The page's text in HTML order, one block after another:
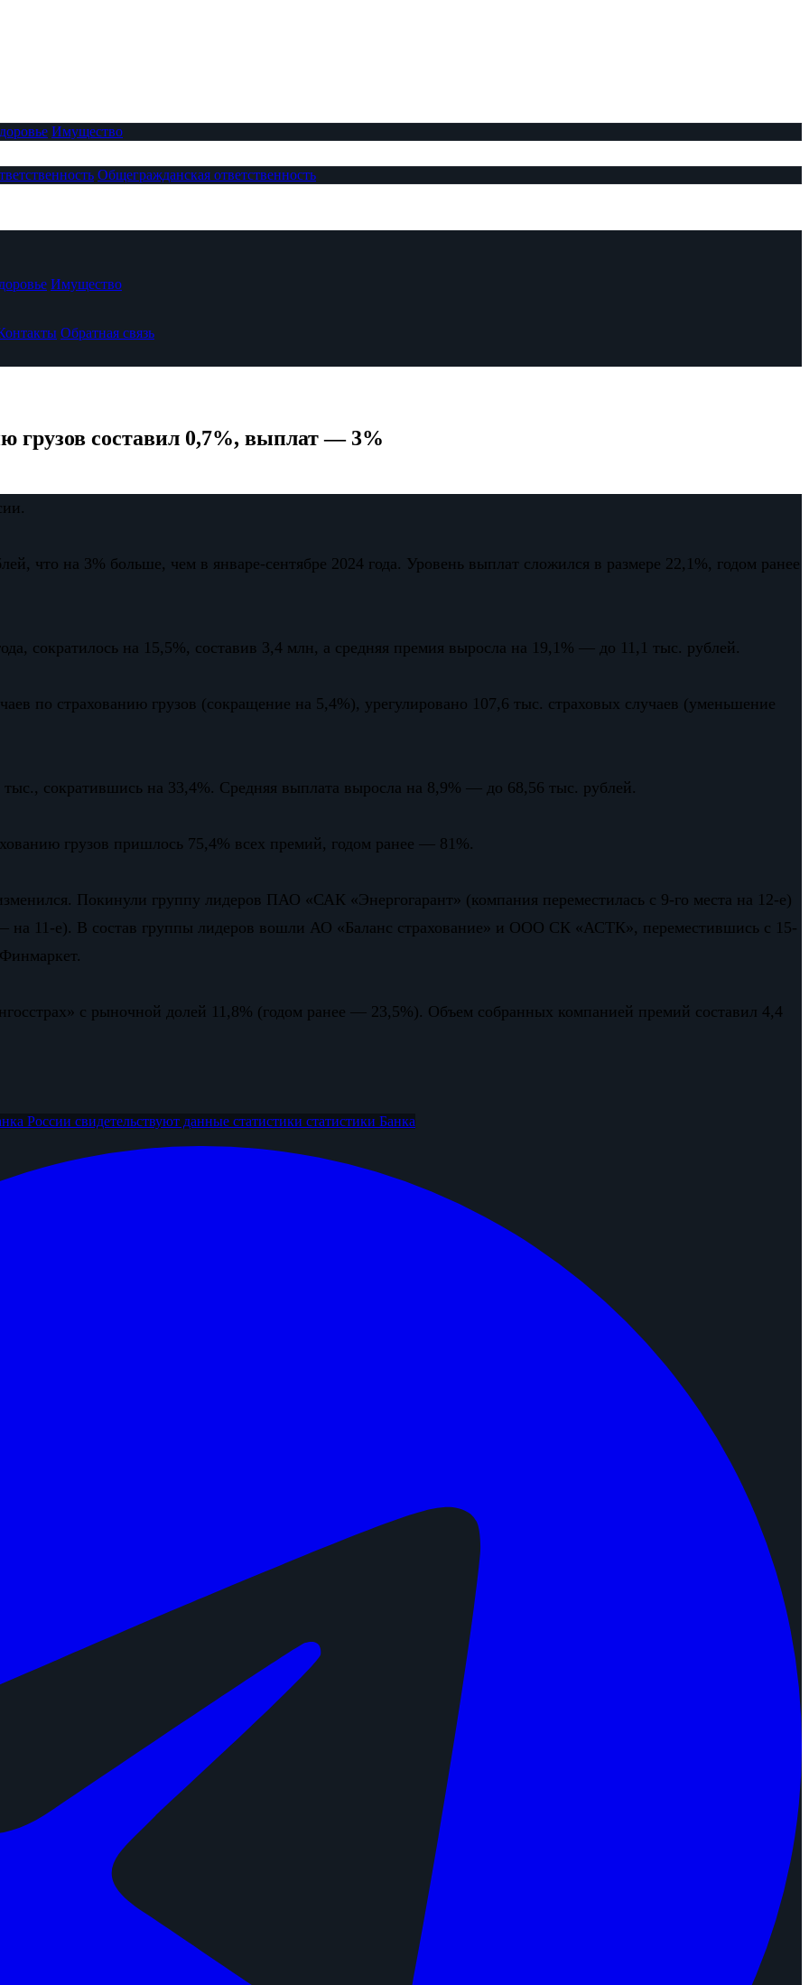
Имущество
Общегражданская ответственность
Имущество
Обратная связь
грузов составил 0,7%, выплат — 3%
что на 3% больше, чем в январе-сентябре 2024 года. Уровень выплат сложился в размере 22,1%, годом ранее
сократилось на 15,5%, составив 3,4 млн, а средняя премия выросла на 19,1% — до 11,1 тыс. рублей.
по страхованию грузов (сокращение на 5,4%), урегулировано 107,6 тыс. страховых случаев (уменьшение
тыс., сократившись на 33,4%. Средняя выплата выросла на 8,9% — до 68,56 тыс. рублей.
грузов пришлось 75,4% всех премий, годом ранее — 81%.
Покинули группу лидеров ПАО «САК «Энергогарант» (компания переместилась с 9-го места на 12-е)
на 11-е). В состав группы лидеров вошли АО «Баланс страхование» и ООО СК «АСТК», переместившись с 15-
с рыночной долей 11,8% (годом ранее — 23,5%). Объем собранных компанией премий составил 4,4
России свидетельствуют данные статистики статистики Банка